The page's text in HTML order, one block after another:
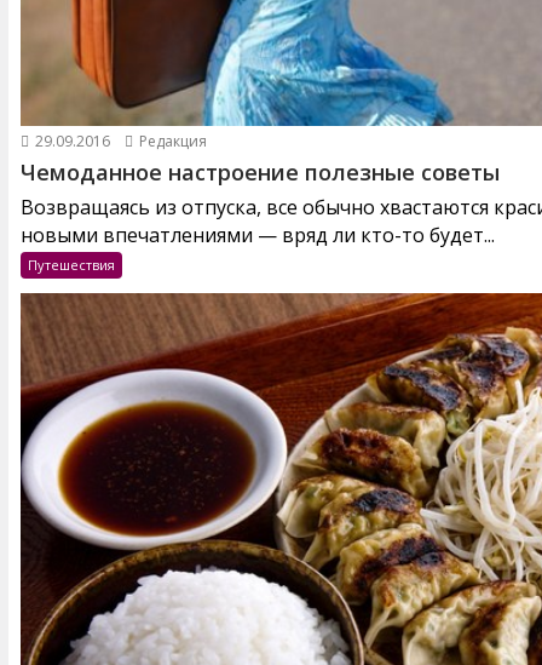
29.09.2016 Редакция
Чемоданное настроение полезные советы
Возвращаясь из отпуска, все обычно хвастаются
новыми впечатлениями — вряд ли кто-то будет...
Путешествия